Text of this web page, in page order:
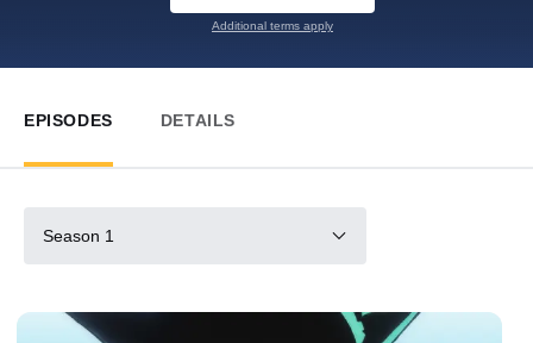
Additional terms apply
EPISODES DETAILS
Season 1